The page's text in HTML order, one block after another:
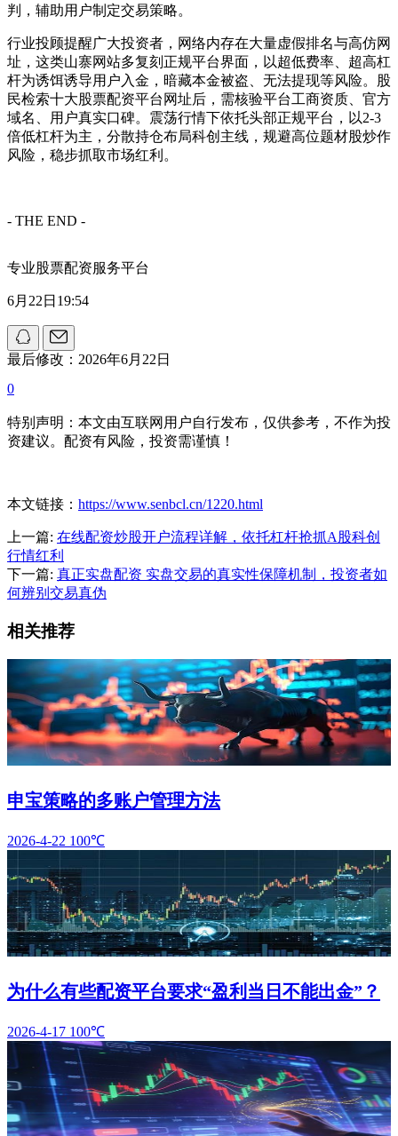
判，辅助用户制定交易策略。
行业投顾提醒广大投资者，网络内存在大量虚假排名与高仿网
址，这类山寨网站多复刻正规平台界面，以超低费率、超高杠
杆为诱饵诱导用户入金，暗藏本金被盗、无法提现等风险。股
民检索十大股票配资平台网址后，需核验平台工商资质、官方
域名、用户真实口碑。震荡行情下依托头部正规平台，以2-3
倍低杠杆为主，分散持仓布局科创主线，规避高位题材股炒作
风险，稳步抓取市场红利。
- THE END -
专业股票配资服务平台
6月22日19:54
最后修改：2026年6月22日
0
特别声明：本文由互联网用户自行发布，仅供参考，不作为投
资建议。配资有风险，投资需谨慎！
本文链接： https://www.senbcl.cn/1220.html
上一篇: 在线配资炒股开户流程详解，依托杠杆抢抓A股科创
行情红利
下一篇: 真正实盘配资 实盘交易的真实性保障机制，投资者如
何辨别交易真伪
相关推荐
申宝策略的多账户管理方法
2026-4-22 100℃
为什么有些配资平台要求“盈利当日不能出金”？
2026-4-17 100℃